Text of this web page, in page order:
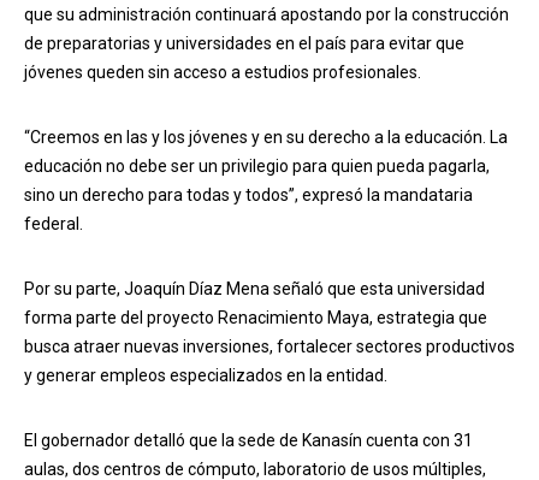
que su administración continuará apostando por la construcción
de preparatorias y universidades en el país para evitar que
jóvenes queden sin acceso a estudios profesionales.
“Creemos en las y los jóvenes y en su derecho a la educación. La
educación no debe ser un privilegio para quien pueda pagarla,
sino un derecho para todas y todos”, expresó la mandataria
federal.
Por su parte, Joaquín Díaz Mena señaló que esta universidad
forma parte del proyecto Renacimiento Maya, estrategia que
busca atraer nuevas inversiones, fortalecer sectores productivos
y generar empleos especializados en la entidad.
El gobernador detalló que la sede de Kanasín cuenta con 31
aulas, dos centros de cómputo, laboratorio de usos múltiples,